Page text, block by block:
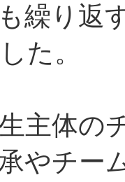
繰り返
た。
主体の
やチー